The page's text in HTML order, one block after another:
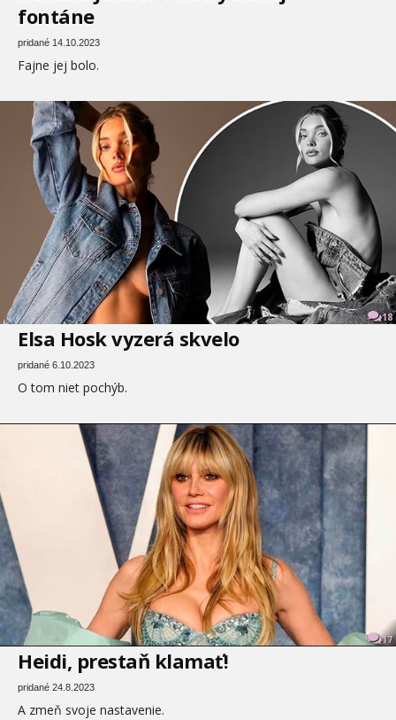
fontáne
pridané 14.10.2023
Fajne jej bolo.
18
Elsa Hosk vyzerá skvelo
pridané 6.10.2023
O tom niet pochýb.
17
Heidi, prestaň klamať!
pridané 24.8.2023
A zmeň svoje nastavenie.